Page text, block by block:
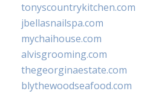
tonyscountrykitchen.com
jbellasnailspa.com
mychaihouse.com
alvisgrooming.com
thegeorginaestate.com
blythewoodseafood.com